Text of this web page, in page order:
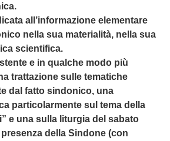
all’informazione elementare
nella sua materialità, nella sua
scientifica.
e in qualche modo più
trattazione sulle tematiche
dal fatto sindonico, una
particolarmente sul tema della
e una sulla liturgia del sabato
della Sindone (con